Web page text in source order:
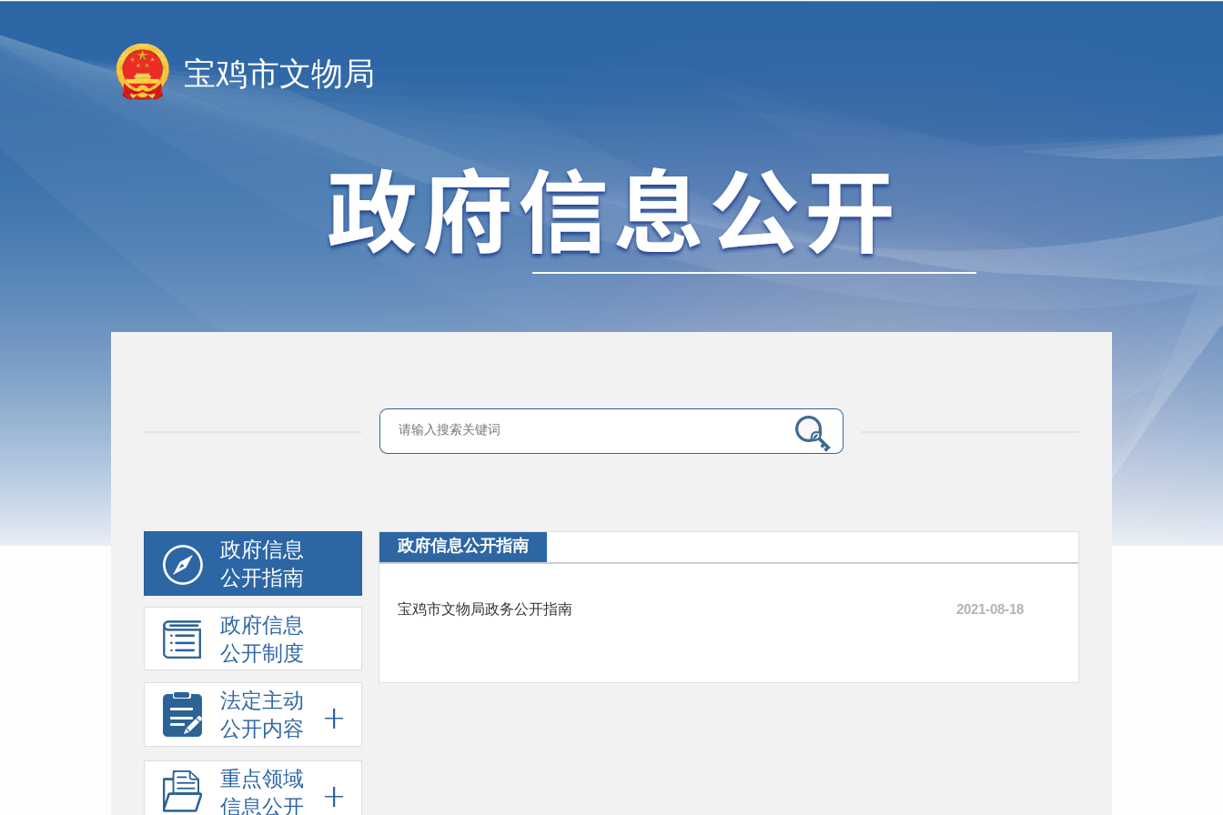
宝鸡市文物局
政府信息
公开指南
政府信息
公开制度
法定主动
公开内容
重点领域
信息公开
政府信息公开指南
宝鸡市文物局政务公开指南 2021-08-18